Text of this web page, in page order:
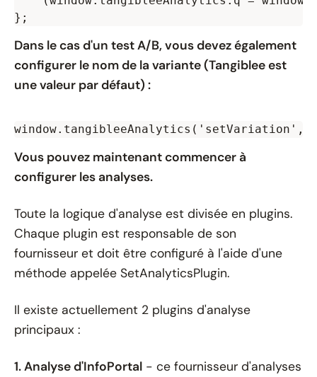
Dans le cas d'un test A/B, vous devez également
configurer le nom de la variante (Tangiblee est
une valeur par défaut) :
window.tangibleeAnalytics('setVariation',
Vous pouvez maintenant commencer à
configurer les analyses.
Toute la logique d'analyse est divisée en plugins.
Chaque plugin est responsable de son
fournisseur et doit être configuré à l'aide d'une
méthode appelée SetAnalyticsPlugin.
Il existe actuellement 2 plugins d'analyse
principaux :
1. Analyse d'InfoPortal - ce fournisseur d'analyses